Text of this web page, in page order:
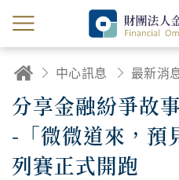
中心訊息 最新消
分享金融紛爭故
-「微微道來，預
列賽正式開跑